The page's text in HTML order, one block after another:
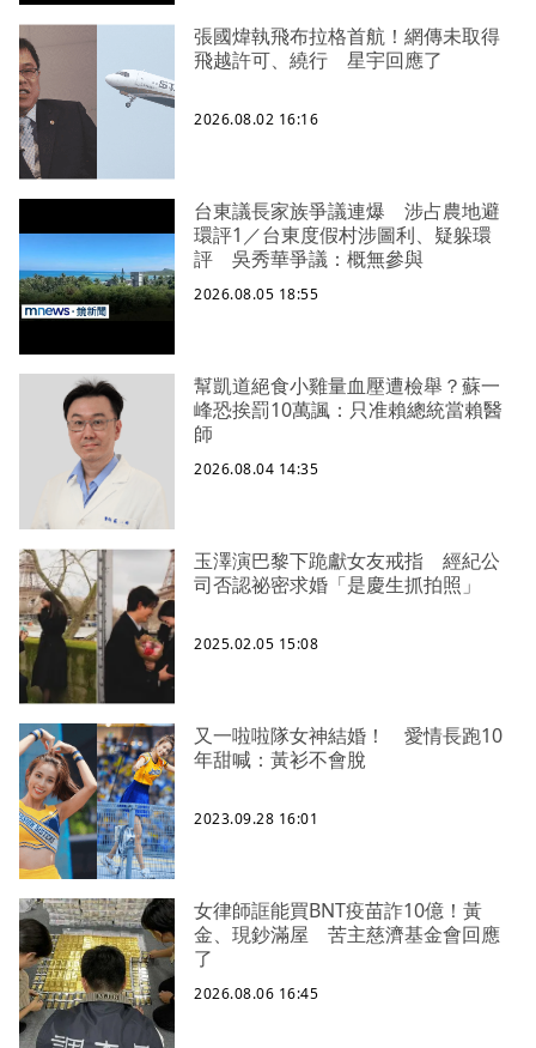
張國煒執飛布拉格首航！網傳未取得
飛越許可、繞行 星宇回應了
2026.08.02 16:16
台東議長家族爭議連爆 涉占農地避
環評1／台東度假村涉圖利、疑躲環
評 吳秀華爭議：概無參與
2026.08.05 18:55
幫凱道絕食小雞量血壓遭檢舉？蘇一
峰恐挨罰10萬諷：只准賴總統當賴醫
師
2026.08.04 14:35
玉澤演巴黎下跪獻女友戒指 經紀公
司否認祕密求婚「是慶生抓拍照」
2025.02.05 15:08
又一啦啦隊女神結婚！ 愛情長跑10
年甜喊：黃衫不會脫
2023.09.28 16:01
女律師誆能買BNT疫苗詐10億！黃
金、現鈔滿屋 苦主慈濟基金會回應
了
2026.08.06 16:45